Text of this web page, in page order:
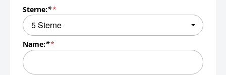
Sterne:*
Name:*